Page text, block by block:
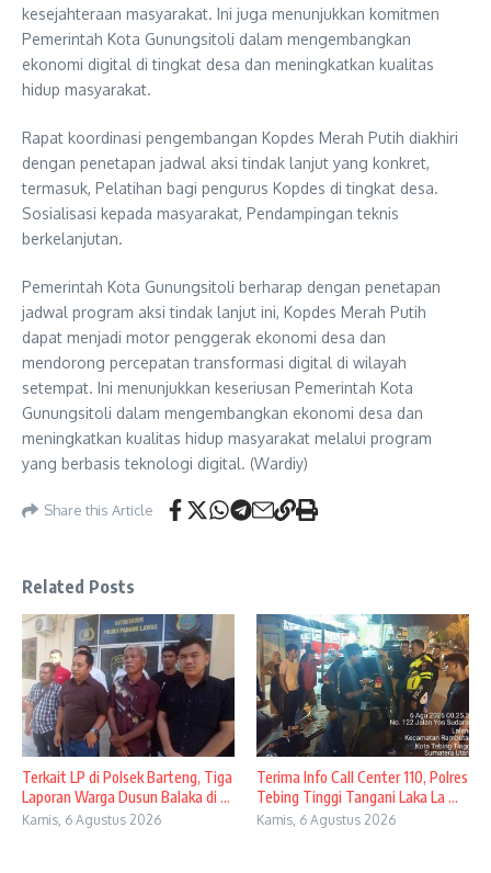
kesejahteraan masyarakat. Ini juga menunjukkan komitmen
Pemerintah Kota Gunungsitoli dalam mengembangkan
ekonomi digital di tingkat desa dan meningkatkan kualitas
hidup masyarakat.
Rapat koordinasi pengembangan Kopdes Merah Putih diakhiri
dengan penetapan jadwal aksi tindak lanjut yang konkret,
termasuk, Pelatihan bagi pengurus Kopdes di tingkat desa.
Sosialisasi kepada masyarakat, Pendampingan teknis
berkelanjutan.
Pemerintah Kota Gunungsitoli berharap dengan penetapan
jadwal program aksi tindak lanjut ini, Kopdes Merah Putih
dapat menjadi motor penggerak ekonomi desa dan
mendorong percepatan transformasi digital di wilayah
setempat. Ini menunjukkan keseriusan Pemerintah Kota
Gunungsitoli dalam mengembangkan ekonomi desa dan
meningkatkan kualitas hidup masyarakat melalui program
yang berbasis teknologi digital. (Wardiy)
Share this Article
Related Posts
Terkait LP di Polsek Barteng, Tiga
Laporan Warga Dusun Balaka di ...
Kamis, 6 Agustus 2026
Terima Info Call Center 110, Polres
Tebing Tinggi Tangani Laka La ...
Kamis, 6 Agustus 2026